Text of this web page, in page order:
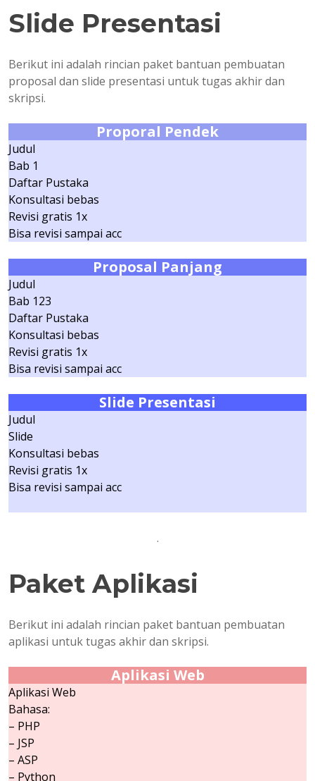
Slide Presentasi
Berikut ini adalah rincian paket bantuan pembuatan
proposal dan slide presentasi untuk tugas akhir dan
skripsi.
Proporal Pendek
Judul
Bab 1
Daftar Pustaka
Konsultasi bebas
Revisi gratis 1x
Bisa revisi sampai acc
Proposal Panjang
Judul
Bab 123
Daftar Pustaka
Konsultasi bebas
Revisi gratis 1x
Bisa revisi sampai acc
Slide Presentasi
Judul
Slide
Konsultasi bebas
Revisi gratis 1x
Bisa revisi sampai acc
.
Paket Aplikasi
Berikut ini adalah rincian paket bantuan pembuatan
aplikasi untuk tugas akhir dan skripsi.
Aplikasi Web
Aplikasi Web
Bahasa:
– PHP
– JSP
– ASP
– Python